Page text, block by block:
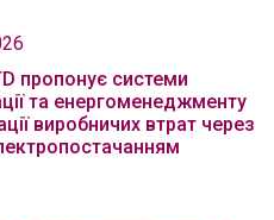
пропонує системи
та енергоменеджменту
виробничих втрат через